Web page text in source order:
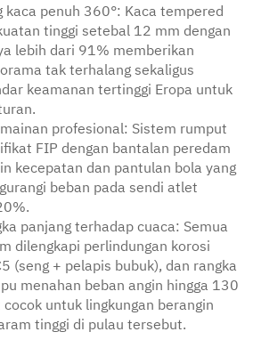
kaca penuh 360°: Kaca tempered
tinggi setebal 12 mm dengan
lebih dari 91% memberikan
tak terhalang sekaligus
keamanan tertinggi Eropa untuk
profesional: Sistem rumput
FIP dengan bantalan peredam
kecepatan dan pantulan bola yang
beban pada sendi atlet
panjang terhadap cuaca: Semua
dilengkapi perlindungan korosi
(seng + pelapis bubuk), dan rangka
menahan beban angin hingga 130
untuk lingkungan berangin
tinggi di pulau tersebut.